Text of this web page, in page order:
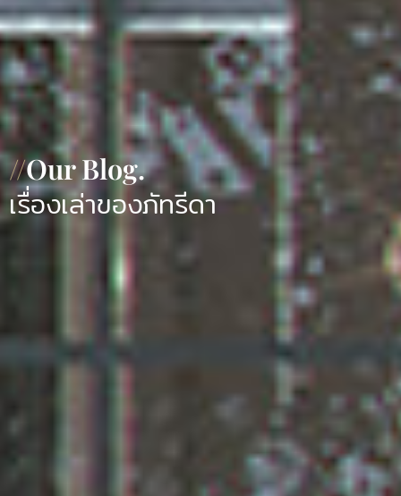
//Our Blog.
เรื่องเล่าของภัทรีดา